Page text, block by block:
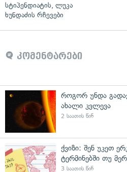
სტიპენდიატის, ლუკა
ხუნდაძის რჩევები
კომენტარები
როგორ უნდა
ახალი კვლევა
2 საათის წინ
ქვიზი: შენ უკეთ
ტერმინებში თუ
3 საათის წინ